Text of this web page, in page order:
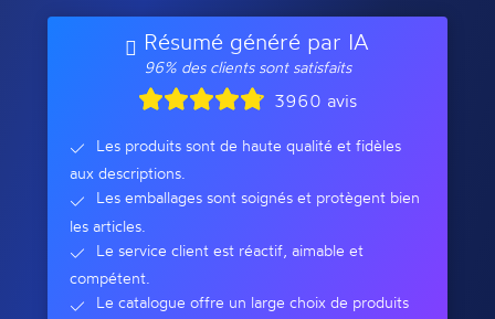
Résumé généré par IA
96% des clients sont satisfaits
3960 avis
Les produits sont de haute qualité et fidèles
aux descriptions.
Les emballages sont soignés et protègent bien
les articles.
Le service client est réactif, aimable et
compétent.
Le catalogue offre un large choix de produits